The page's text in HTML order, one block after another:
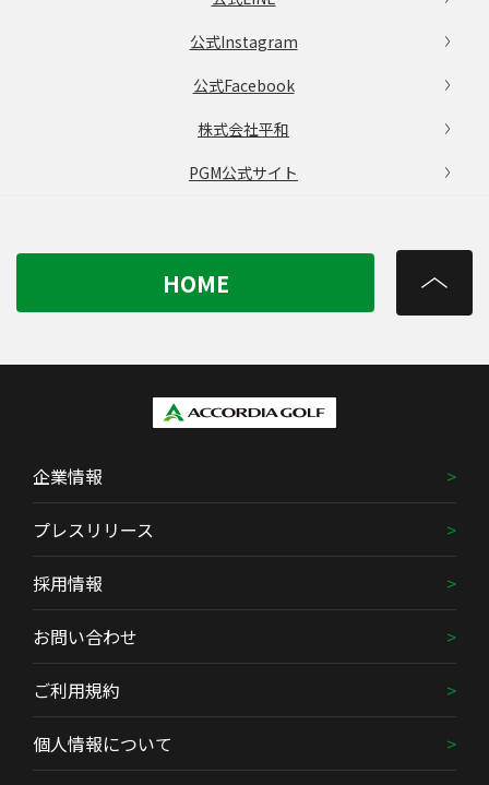
公式Instagram
公式Facebook
株式会社平和
PGM公式サイト
HOME
企業情報
プレスリリース
採用情報
お問い合わせ
ご利用規約
個人情報について